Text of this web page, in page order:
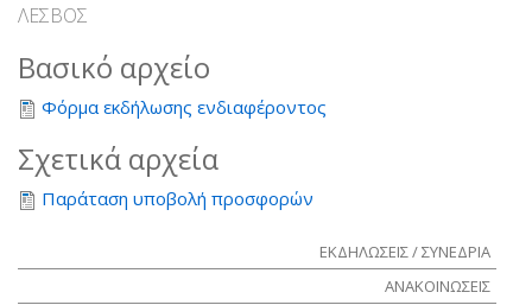
ΛΕΣΒΟΣ
Βασικό αρχείο
Φόρμα εκδήλωσης ενδιαφέροντος
Σχετικά αρχεία
Παράταση υποβολή προσφορών
ΕΚΔΗΛΩΣΕΙΣ / ΣΥΝΕΔΡΙΑ
ΑΝΑΚΟΙΝΩΣΕΙΣ